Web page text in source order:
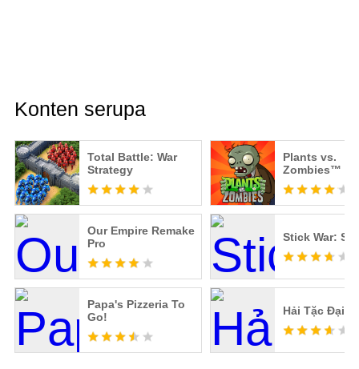
Konten serupa
Total Battle: War
Strategy
Plants vs.
Zombies™
Our Empire Remake
Pro
Stick War:
Papa's Pizzeria To
Go!
Hải Tặc Đại